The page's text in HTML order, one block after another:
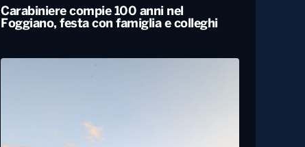
Carabiniere compie 100 anni nel
Foggiano, festa con famiglia e colleghi